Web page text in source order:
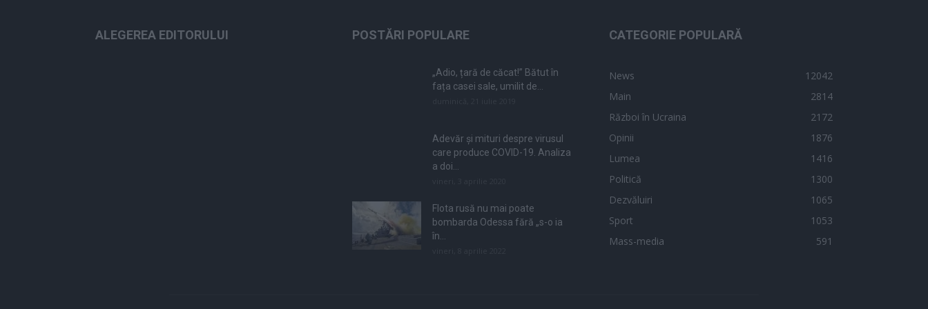
ALEGEREA EDITORULUI POSTĂRI POPULARE
„Adio, țară de căcat!” Bătut în
fața casei sale, umilit de...
Adevăr și mituri despre virusul
care produce COVID-19. Analiza
a doi...
Flota rusă nu mai poate
bombarda Odessa fără „s-o ia
în...
CATEGORIE POPULARĂ
News
12042
Main
2814
Război în Ucraina
2172
Opinii
1876
Lumea
1416
Politică
1300
Dezvăluiri
1065
Sport
1053
Mass-media
591